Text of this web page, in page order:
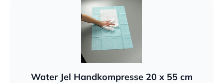
Water Jel Handkompresse 20 x 55 cm